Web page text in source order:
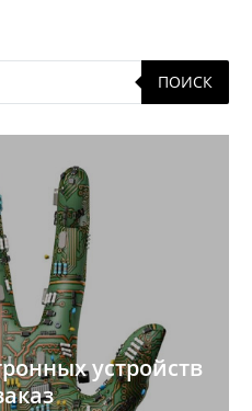
ПОИСК
устройств